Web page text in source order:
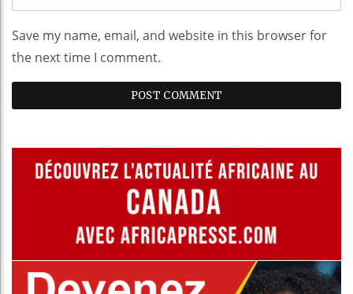
Save my name, email, and website in this browser for
the next time I comment.